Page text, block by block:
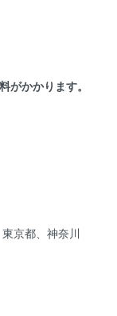
がかかります。
京都、神奈川